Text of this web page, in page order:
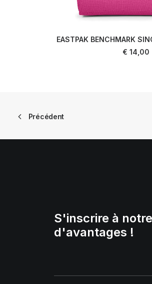
EASTPAK BENCHMARK
€ 14,00
Précédent
S'inscrire à
d'avantages !